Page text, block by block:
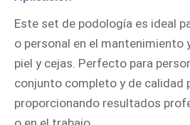
Este set de podología es ideal
o personal en el mantenimiento
piel y cejas. Perfecto para
conjunto completo y de calidad
proporcionando resultados